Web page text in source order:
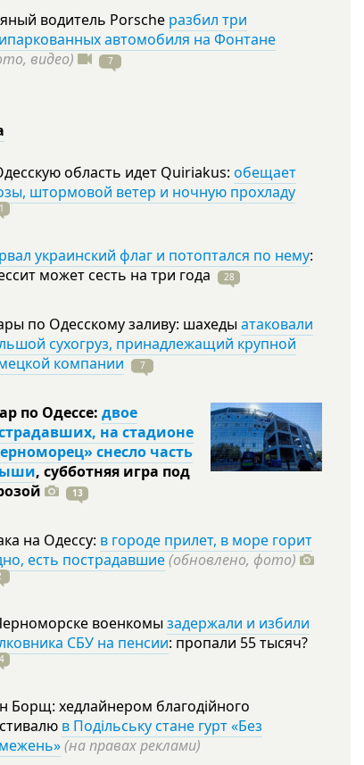
водитель Porsche разбил три
автомобиля на Фонтане
видео)
7
область идет Quiriakus: обещает
штормовой ветер и ночную прохладу
украинский флаг и потоптался по нему:
может сесть на три года 28
по Одесскому заливу: шахеды атаковали
сухогруз, принадлежащий крупной
компании
7
по Одессе: двое
на стадионе
снесло часть
, субботняя игра под
13
на Одессу: в городе прилет, в море горит
есть пострадавшие(обновлено, фото)
военкомы задержали и избили
СБУ на пенсии: пропали 55тысяч?
Борщ: хедлайнером благодійного
в Подільську стане гурт «Без
(на правах реклами)